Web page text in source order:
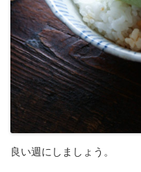
良い週にしましょう。